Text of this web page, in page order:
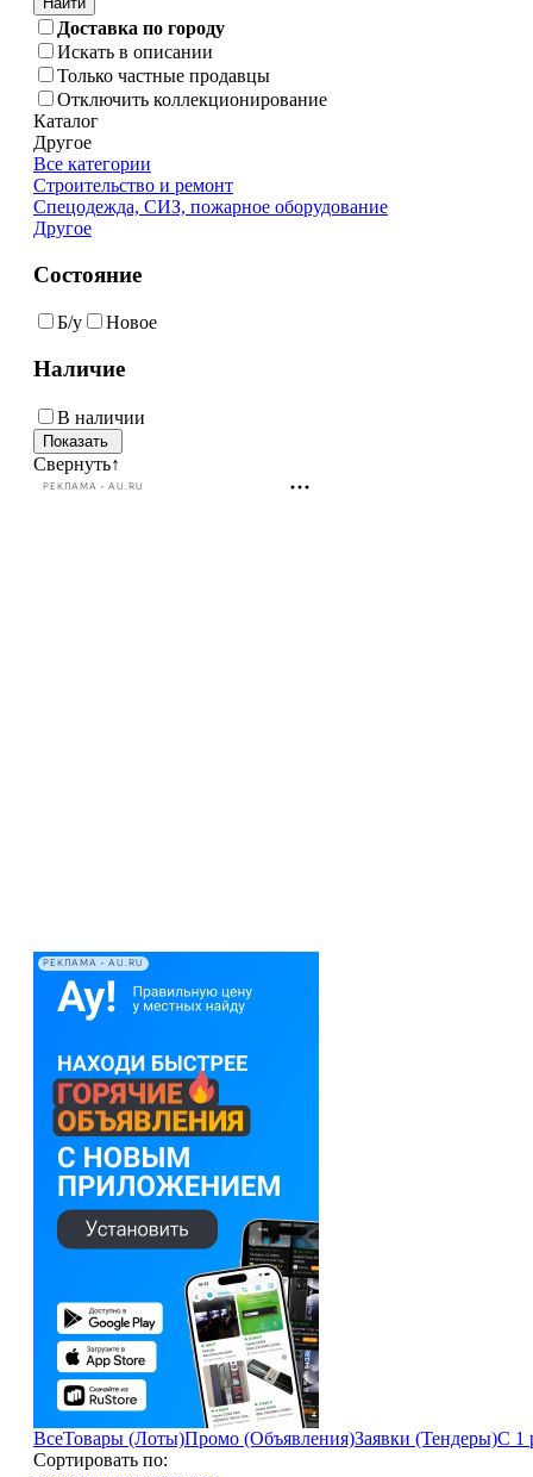
Доставка по городу
Искать в описании
Только частные продавцы
Отключить коллекционирование
Каталог
Другое
Все категории
Строительство и ремонт
Спецодежда, СИЗ, пожарное оборудование
Другое
Состояние
Б/у Новое
Наличие
В наличии
Свернуть↑
РЕКЛАМА • AU.RU
РЕКЛАМА • AU.RU
ВсеТовары (Лоты)Промо (Объявления)Заявки (Тендеры)С 1
Сортировать по: